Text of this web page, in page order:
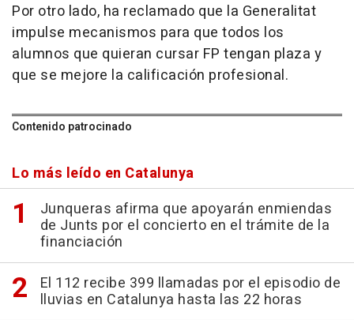
Por otro lado, ha reclamado que la Generalitat
impulse mecanismos para que todos los
alumnos que quieran cursar FP tengan plaza y
que se mejore la calificación profesional.
Contenido patrocinado
Lo más leído en Catalunya
Junqueras afirma que apoyarán enmiendas
de Junts por el concierto en el trámite de la
financiación
El 112 recibe 399 llamadas por el episodio de
lluvias en Catalunya hasta las 22 horas